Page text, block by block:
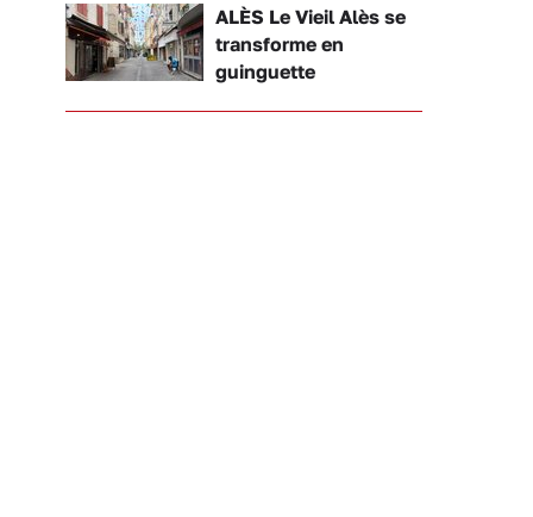
ALÈS Le Vieil Alès se
transforme en
guinguette